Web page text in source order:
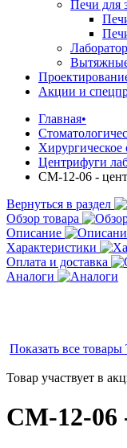
Печи для
Вытяжные
Акции и
Главная•
Хирургическое
Центрифуги
СМ-12-06 -
Вернуться в раздел
Обзор товара
Описание
Характеристики
Оплата и доставка
Аналоги
Показать все товары
Товар участвует в
СМ-12-06